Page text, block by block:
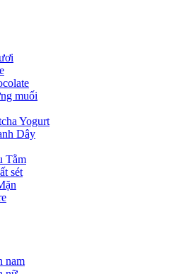
muối
Yogurt
Dây
Tằm
sét
nam